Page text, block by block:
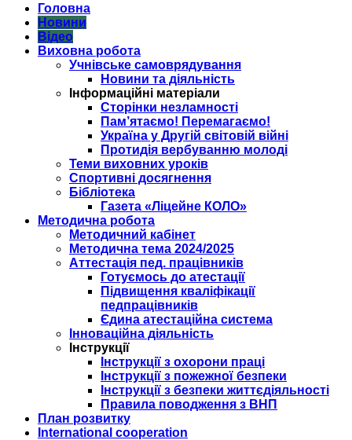
Головна
Новини
Відео
Виховна робота
Учнівське самоврядування
Новини та діяльність
Інформаційні матеріали
Сторінки незламності
Пам’ятаємо! Перемагаємо!
Україна у Другій світовій війні
Протидія вербуванню молоді
Теми виховних уроків
Спортивні досягнення
Бібліотека
Газета «Ліцейне КОЛО»
Методична робота
Методичний кабінет
Методична тема 2024/2025
Аттестація пед. працівників
Готуємось до атестації
Підвищення кваліфікації
педпрацівників
Єдина атестаційна система
Інноваційна діяльність
Інструкції
Інструкції з охорони праці
Інструкції з пожежної безпеки
Інструкції з безпеки життєдіяльності
Правила поводження з ВНП
План розвитку
International cooperation